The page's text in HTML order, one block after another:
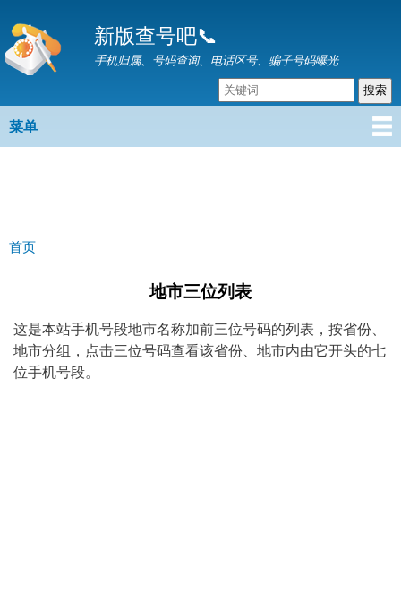
转
到
要
容
新版查号吧📞
手机归属、号码查询、电话区号、骗子号码曝光
主菜单
菜单
你在这里
首页
地市三位列表
这是本站手机号段地市名称加前三位号码的列表，按省份、
地市分组，点击三位号码查看该省份、地市内由它开头的七
位手机号段。